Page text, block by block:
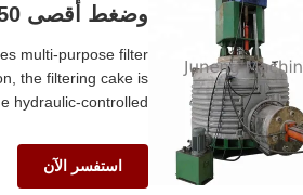
وضغط أقصى 150 رطل لكل بوصة مربعة لترشيح السوائل
multi-purpose filter
the filtering cake is
controlled ...
استفسر الآن